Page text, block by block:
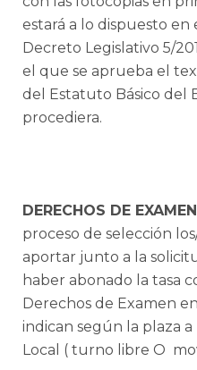
estará a lo dispuesto en
Decreto Legislativo 5/
el que se aprueba el
del Estatuto Básico del
procediera.
DERECHOS DE
proceso de selección
aportar junto a la
haber abonado la tasa
Derechos de Examen
indican según la plaza a
Local ( turno libre O